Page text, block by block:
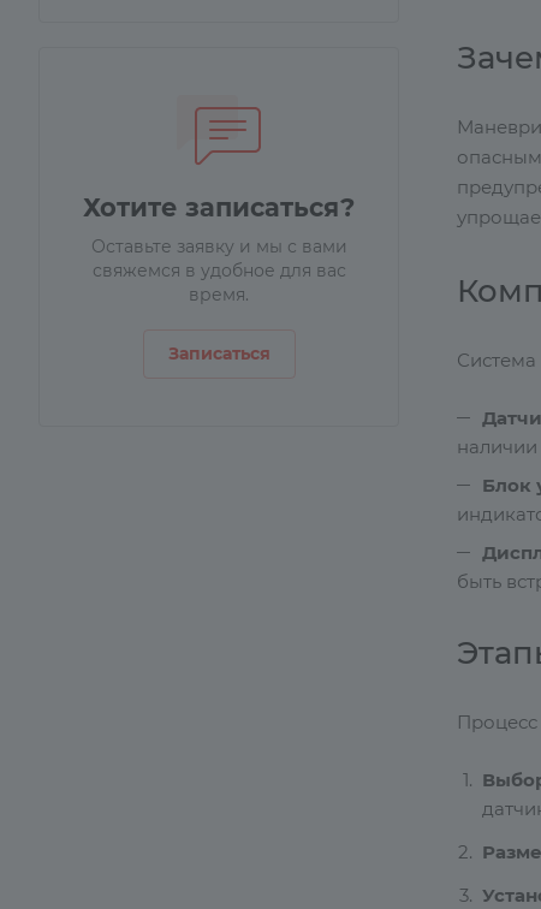
Система
наличии
Блок
быть
Хотите записаться?
Оставьте заявку и мы с вами
свяжемся в удобное для вас
время.
Записаться